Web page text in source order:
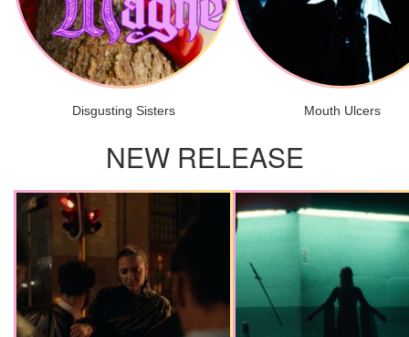
Disgusting Sisters Mouth Ulcers
NEW RELEASE